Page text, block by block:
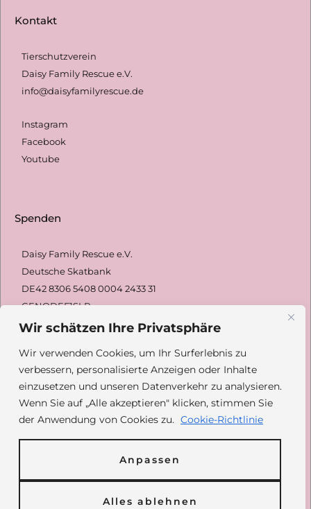
Wir schätzen Ihre Privatsphäre
Wir verwenden Cookies, um Ihr Surferlebnis zu
verbessern, personalisierte Anzeigen oder Inhalte
einzusetzen und unseren Datenverkehr zu analysieren.
Wenn Sie auf „Alle akzeptieren" klicken, stimmen Sie
der Anwendung von Cookies zu. Cookie-Richtlinie
Anpassen
Alles ablehnen
:Kontakt
Tierschutzverein
Daisy Family Rescue e.V.
info@daisyfamilyrescue.de
Instagram
Facebook
Youtube
Spenden
Daisy Family Rescue e.V.
Deutsche Skatbank
DE42 8306 54080004 2433 31
GENODEF1SLR
Spendenformular
Inhalt
Unsere Hunde